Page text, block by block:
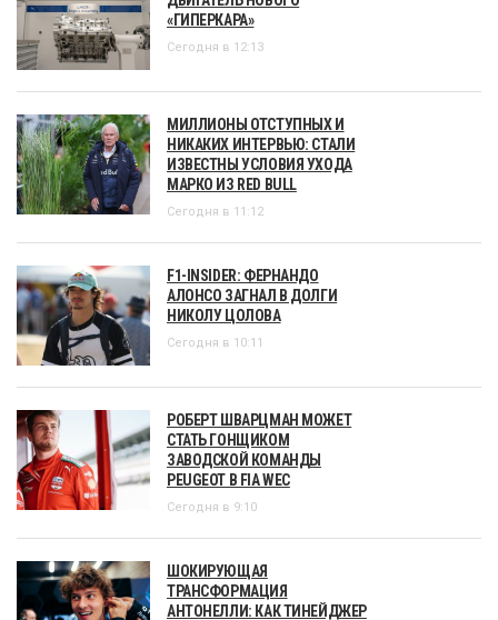
«ГИПЕРКАРА»
Сегодня в 12:13
МИЛЛИОНЫ ОТСТУПНЫХ И
НИКАКИХ ИНТЕРВЬЮ: СТАЛИ
ИЗВЕСТНЫ УСЛОВИЯ УХОДА
МАРКО ИЗ RED BULL
Сегодня в 11:12
F1-INSIDER: ФЕРНАНДО
АЛОНСО ЗАГНАЛ В ДОЛГИ
НИКОЛУ ЦОЛОВА
Сегодня в 10:11
РОБЕРТ ШВАРЦМАН МОЖЕТ
СТАТЬ ГОНЩИКОМ
ЗАВОДСКОЙ КОМАНДЫ
PEUGEOT В FIA WEC
Сегодня в 9:10
ШОКИРУЮЩАЯ
ТРАНСФОРМАЦИЯ
АНТОНЕЛЛИ: КАК ТИНЕЙДЖЕР